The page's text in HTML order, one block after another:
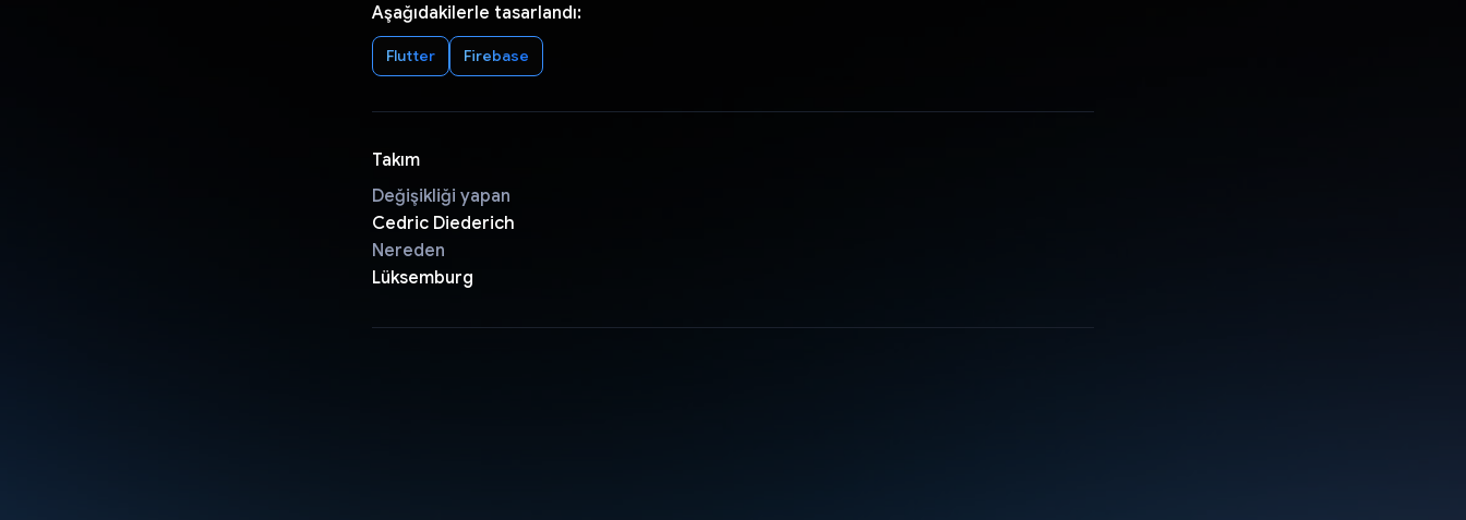
Aşağıdakilerle tasarlandı:
Flutter Firebase
Takım
Değişikliği yapan
Cedric Diederich
Nereden
Lüksemburg